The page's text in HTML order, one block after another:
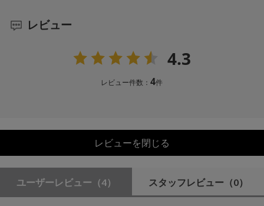
レビュー
4.3
レビュー件数：4件
レビューを閉じる
ユーザーレビュー （4） スタッフレビュー （0）